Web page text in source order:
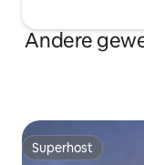
Andere
Superhost
Superhost